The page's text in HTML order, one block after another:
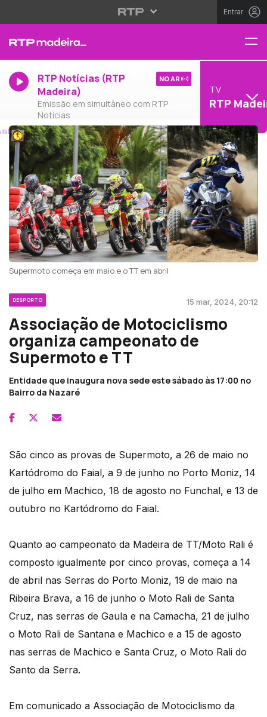
Entrar
RTP Notícias (RTP
Madeira)
Emissão em simultâneo com RTP
Notícias
NO AR
TV
RTP
Supermoto começa em maio e o TT em abril
DESPORTO 15 mar, 2024, 20:12
Associação de Motociclismo
organiza campeonato de
Supermoto e TT
Entidade que inaugura nova sede este sábado às 17:00 no
Bairro da Nazaré
São cinco as provas de Supermoto, a 26 de maio no
Kartódromo do Faial, a 9 de junho no Porto Moniz, 14
de julho em Machico, 18 de agosto no Funchal, e 13 de
outubro no Kartódromo do Faial.
Quanto ao campeonato da Madeira de TT/Moto Rali é
composto igualmente por cinco provas, começa a 14
de abril nas Serras do Porto Moniz, 19 de maio na
Ribeira Brava, a 16 de junho o Moto Rali de Santa
Cruz, nas serras de Gaula e na Camacha, 21 de julho
o Moto Rali de Santana e Machico e a 15 de agosto
nas serras de Machico e Santa Cruz, o Moto Rali do
Santo da Serra.
Em comunicado a Associação de Motociclismo da